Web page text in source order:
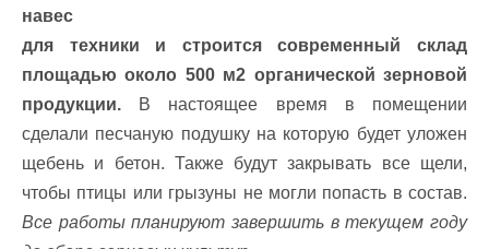
навес
для техники и строится современный склад
площадью около 500 м2 органической зерновой
продукции. В настоящее время в помещении
сделали песчаную подушку на которую будет уложен
щебень и бетон. Также будут закрывать все щели,
чтобы птицы или грызуны не могли попасть в состав.
Все работы планируют завершить в текущем году